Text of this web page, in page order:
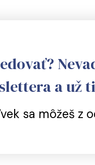
a už
sa môžeš z